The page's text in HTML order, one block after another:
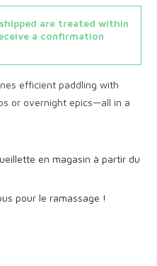
shipped are treated within
a confirmation
efficient paddling with
or overnight epics—all in a
en magasin à partir du
pour le ramassage !